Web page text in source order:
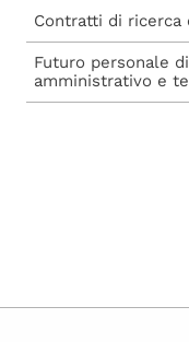
Abilitazione
Contratti di
Contratti di
Legge n. 240/
Futuro personale
amministrativo e
Concorsi per